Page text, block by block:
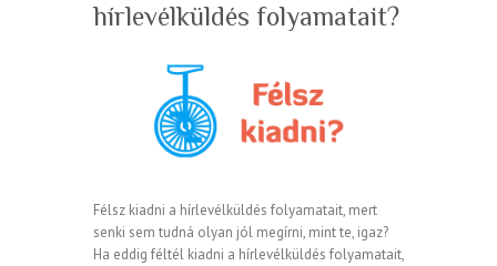
hírlevélküldés folyamatait?
Félsz kiadni a hírlevélküldés folyamatait, mert
senki sem tudná olyan jól megírni, mint te, igaz?
Ha eddig féltél kiadni a hírlevélküldés folyamatait,